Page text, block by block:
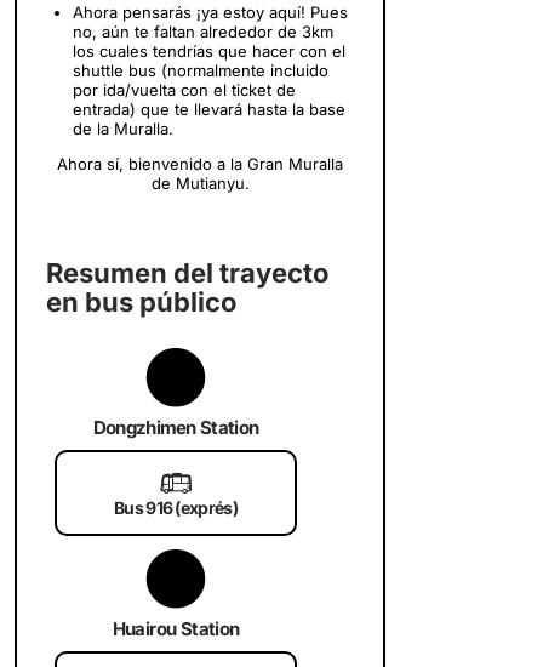
Ahora pensarás ¡ya estoy aquí! Pues
no, aún te faltan alrededor de 3km
los cuales tendrías que hacer con el
shuttle bus (normalmente incluido
por ida/vuelta con el ticket de
entrada) que te llevará hasta la base
de la Muralla.
Ahora sí, bienvenido a la Gran Muralla
de Mutianyu.
Resumen del trayecto
en bus público
Dongzhimen Station
🚌
Bus 916 (exprés)
Huairou Station